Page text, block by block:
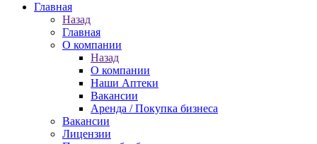
Главная
Назад
Главная
О компании
Назад
О компании
Наши Аптеки
Вакансии
Аренда / Покупка бизнеса
Вакансии
Лицензии